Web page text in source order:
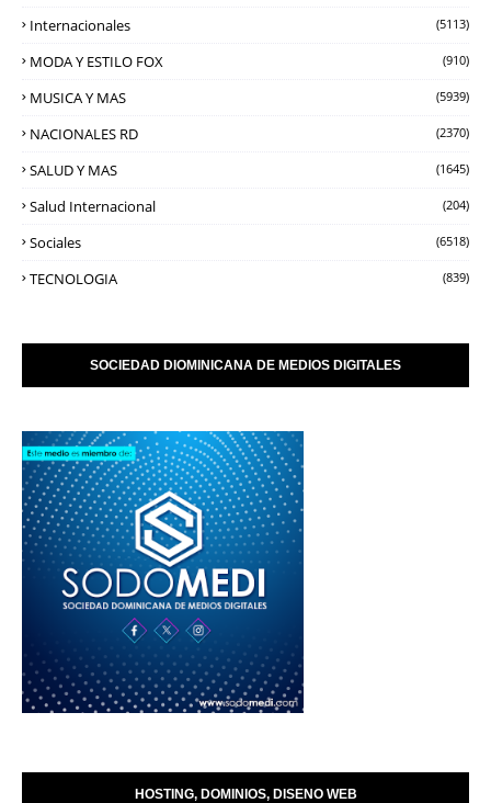
Internacionales (5113)
MODA Y ESTILO FOX (910)
MUSICA Y MAS (5939)
NACIONALES RD (2370)
SALUD Y MAS (1645)
Salud Internacional (204)
Sociales (6518)
TECNOLOGIA (839)
SOCIEDAD DIOMINICANA DE MEDIOS DIGITALES
HOSTING, DOMINIOS, DISENO WEB